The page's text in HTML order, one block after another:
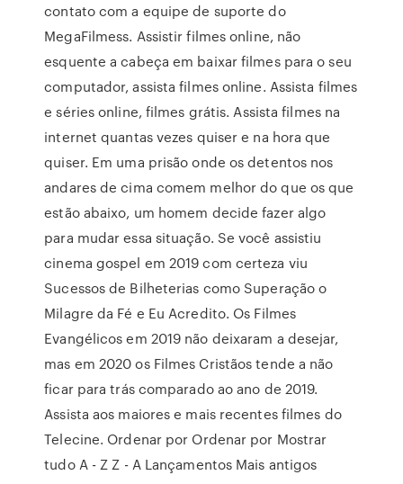
contato com a equipe de suporte do
MegaFilmess. Assistir filmes online, não
esquente a cabeça em baixar filmes para o seu
computador, assista filmes online. Assista filmes
e séries online, filmes grátis. Assista filmes na
internet quantas vezes quiser e na hora que
quiser. Em uma prisão onde os detentos nos
andares de cima comem melhor do que os que
estão abaixo, um homem decide fazer algo
para mudar essa situação. Se você assistiu
cinema gospel em 2019 com certeza viu
Sucessos de Bilheterias como Superação o
Milagre da Fé e Eu Acredito. Os Filmes
Evangélicos em 2019 não deixaram a desejar,
mas em 2020 os Filmes Cristãos tende a não
ficar para trás comparado ao ano de 2019.
Assista aos maiores e mais recentes filmes do
Telecine. Ordenar por Ordenar por Mostrar
tudo A - Z Z - A Lançamentos Mais antigos